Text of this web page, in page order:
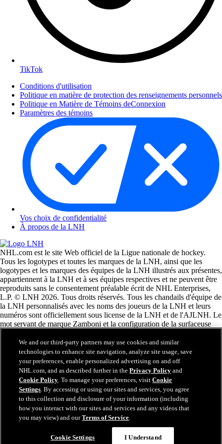
TikTok
Conditions d'utilisation
Politique en matière de protection des renseignements personnels
Politique en Matière de Témoins deConnexion
Paramètres des témoins
Vos choix de confidentialité
À propos de la LNH
NHL.com est le site Web officiel de la Ligue nationale de hockey.
Tous les logotypes et toutes les marques de la LNH, ainsi que les
logotypes et les marques des équipes de la LNH illustrés aux présentes,
appartiennent à la LNH et à ses équipes respectives et ne peuvent être
reproduits sans le consentement préalable écrit de NHL Enterprises,
L.P. © LNH 2026. Tous droits réservés. Tous les chandails d'équipe de
la LNH personnalisés avec les noms des joueurs de la LNH et leurs
numéros sont officiellement sous license de la LNH et de l'AJLNH. Le
mot servant de marque Zamboni et la configuration de la surfaceuse
Zamboni & Co., Inc. © Frank J. Zamboni & Co., Inc. 2026. Tous
droits réservés. Toute autre marque déposée ou tout droit d'auteur d'une
tierce partie sont la propriété de leurs auteurs respectifs. Tous droits
réservés.
Fermer
We and our third-party partners may use cookies and similar
technologies to enhance site navigation, analyze site usage, save
your preferences, enable personalized advertising on and off
NHL.com, and as described further in thePrivacy Policy and
Cookie Policy. To manage your preferences, visitCookie
Settings. By accessing or using our sites and services, you agree
to this collection and disclosure of your information (including
how you interact with our sites and services and any videos that
you may view) and ourTerms of Service.
Cookie Settings I Understand